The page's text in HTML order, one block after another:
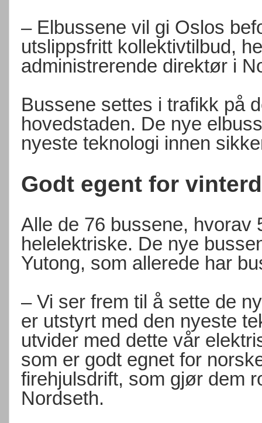
– Elbussene vil gi Oslos
utslippsfritt kollektivtilbud,
administrerende direktør i
Bussene settes i trafikk på
hovedstaden. De nye
nyeste teknologi innen
Godt egent for
Alle de 76 bussene, hvorav
helelektriske. De nye
Yutong, som allerede har
– Vi ser frem til å sette de
er utstyrt med den nyeste
utvider med dette vår
som er godt egnet for
firehjulsdrift, som gjør dem
Nordseth.